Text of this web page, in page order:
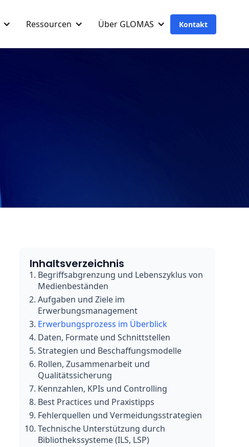
Ressourcen Über GLOMAS Kontakt
Inhaltsverzeichnis
Begriffsabgrenzung und Lebenszyklus von
Medienbeständen
Aufgaben und Ziele im
Erwerbungsmanagement
Erwerbungsprozess im Überblick
Daten, Formate und Schnittstellen
Strategien und Beschaffungsmodelle
Rollen, Zusammenarbeit und
Qualitätssicherung
Kennzahlen, KPIs und Controlling
Best Practices und Praxistipps
Fehlerquellen und Vermeidungsstrategien
Technische Unterstützung durch
Bibliothekssysteme (ILS, LSP)